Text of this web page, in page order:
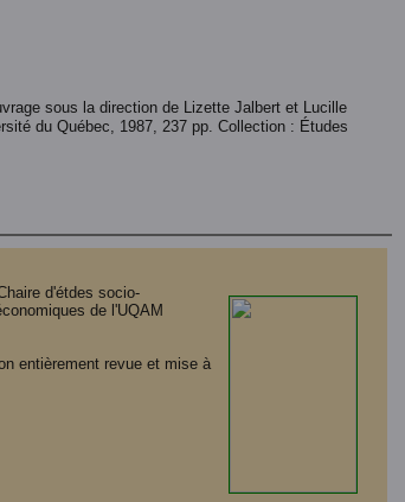
sous la direction de Lizette Jalbert et Lucille
du Québec, 1987, 237 pp. Collection : Études
d'étdes socio-
de l'UQAM
entièrement revue et mise à